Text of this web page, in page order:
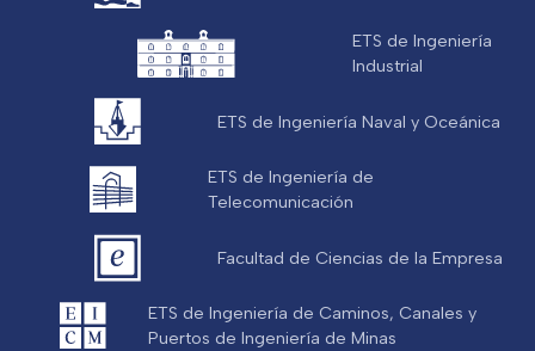
ETS de Ingeniería
Industrial
ETS de Ingeniería Naval y Oceánica
ETS de Ingeniería de
Telecomunicación
Facultad de Ciencias de la Empresa
ETS de Ingeniería de Caminos, Canales y
Puertos de Ingeniería de Minas